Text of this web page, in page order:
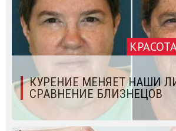
КУРЕНИЕ МЕНЯЕТ НАШИ
СРАВНЕНИЕ БЛИЗНЕЦОВ